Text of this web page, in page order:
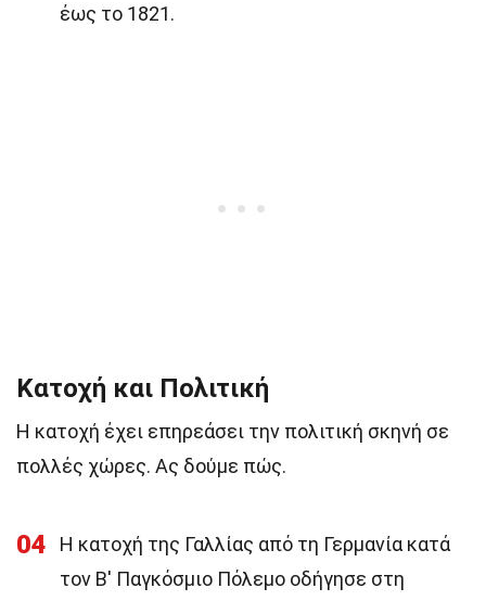
έως το 1821.
Κατοχή και Πολιτική
Η κατοχή έχει επηρεάσει την πολιτική σκηνή σε
πολλές χώρες. Ας δούμε πώς.
04
Η κατοχή της Γαλλίας από τη Γερμανία κατά
τον Β' Παγκόσμιο Πόλεμο οδήγησε στη